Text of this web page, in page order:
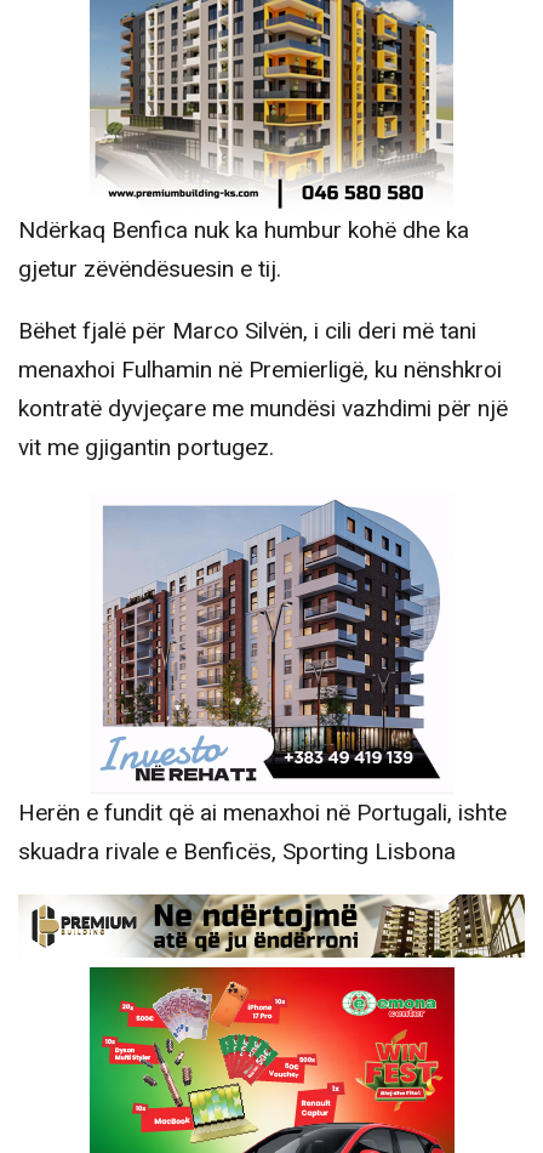
Ndërkaq Benfica nuk ka humbur kohë dhe ka
gjetur zëvëndësuesin e tij.
Bëhet fjalë për Marco Silvën, i cili deri më tani
menaxhoi Fulhamin në Premierligë, ku nënshkroi
kontratë dyvjeçare me mundësi vazhdimi për një
vit me gjigantin portugez.
Herën e fundit që ai menaxhoi në Portugali, ishte
skuadra rivale e Benficës, Sporting Lisbona